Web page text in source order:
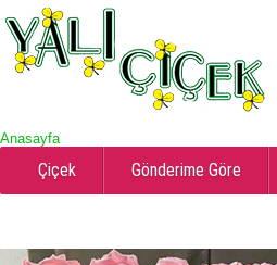
Anasayfa
Çiçek Gönderime Göre